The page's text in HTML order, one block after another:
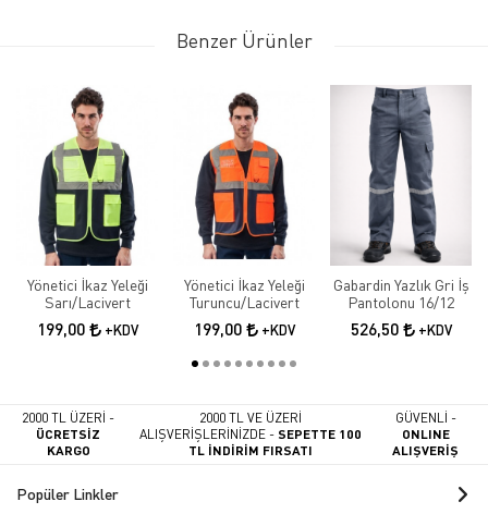
Benzer Ürünler
Yönetici İkaz Yeleği
Sarı/Lacivert
199,00 +KDV
Yönetici İkaz Yeleği
Turuncu/Lacivert
199,00 +KDV
Gabardin Yazlık Gri İş
Pantolonu 16/12
526,50 +KDV
2000 TL ÜZERİ -
ÜCRETSİZ
KARGO
2000 TL VE ÜZERİ
ALIŞVERİŞLERİNİZDE -SEPETTE 100
TL İNDİRİM FIRSATI
GÜVENLİ -
ONLINE
ALIŞVERİŞ
Popüler Linkler